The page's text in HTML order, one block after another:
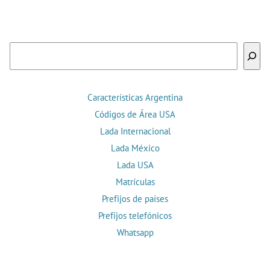
Características Argentina
Códigos de Área USA
Lada Internacional
Lada México
Lada USA
Matrículas
Prefijos de países
Prefijos telefónicos
Whatsapp